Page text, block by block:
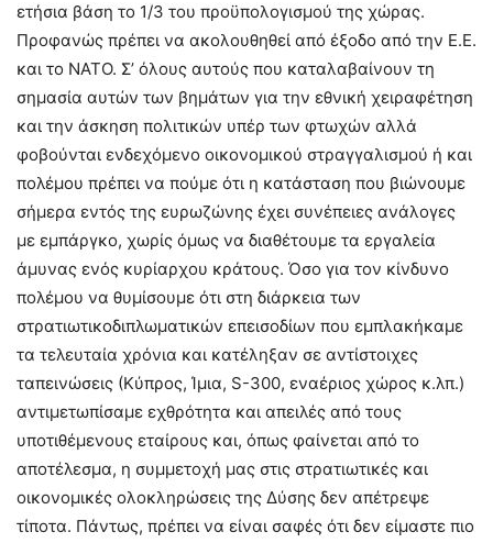
ετήσια βάση το 1/3 του προϋπολογισμού της χώρας.
Προφανώς πρέπει να ακολουθηθεί από έξοδο από την Ε.Ε.
και το ΝΑΤΟ. Σ’ όλους αυτούς που καταλαβαίνουν τη
σημασία αυτών των βημάτων για την εθνική χειραφέτηση
και την άσκηση πολιτικών υπέρ των φτωχών αλλά
φοβούνται ενδεχόμενο οικονομικού στραγγαλισμού ή και
πολέμου πρέπει να πούμε ότι η κατάσταση που βιώνουμε
σήμερα εντός της ευρωζώνης έχει συνέπειες ανάλογες
με εμπάργκο, χωρίς όμως να διαθέτουμε τα εργαλεία
άμυνας ενός κυρίαρχου κράτους. Όσο για τον κίνδυνο
πολέμου να θυμίσουμε ότι στη διάρκεια των
στρατιωτικοδιπλωματικών επεισοδίων που εμπλακήκαμε
τα τελευταία χρόνια και κατέληξαν σε αντίστοιχες
ταπεινώσεις (Κύπρος, Ίμια, S-300, εναέριος χώρος κ.λπ.)
αντιμετωπίσαμε εχθρότητα και απειλές από τους
υποτιθέμενους εταίρους και, όπως φαίνεται από το
αποτέλεσμα, η συμμετοχή μας στις στρατιωτικές και
οικονομικές ολοκληρώσεις της Δύσης δεν απέτρεψε
τίποτα. Πάντως, πρέπει να είναι σαφές ότι δεν είμαστε πιο